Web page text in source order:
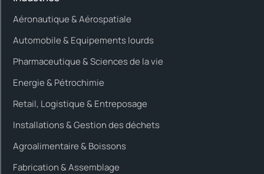
Aéronautique & Aérospatiale
Automobile & Equipements lourds
Pharmaceutique & Sciences de la vie
Energie & Pétrochimie
Retail, Logistique & Entreposage
Installations & Gestion des déchets
Agroalimentaire & Boissons
Fabrication & Assemblage